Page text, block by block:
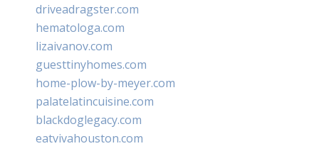
driveadragster.com
hematologa.com
lizaivanov.com
guesttinyhomes.com
home-plow-by-meyer.com
palatelatincuisine.com
blackdoglegacy.com
eatvivahouston.com